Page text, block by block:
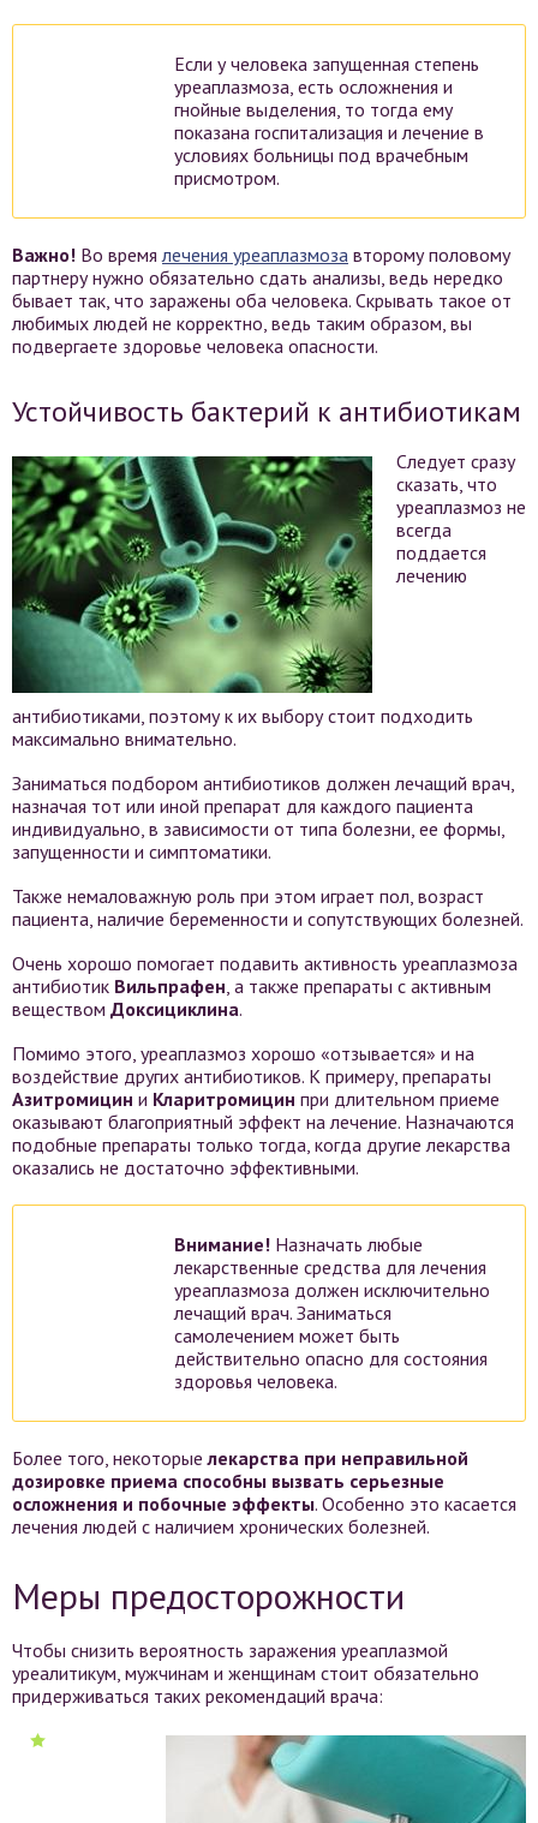
Если у человека запущенная степень
уреаплазмоза, есть осложнения и
гнойные выделения, то тогда ему
показана госпитализация и лечение в
условиях больницы под врачебным
присмотром.
Важно! Во время лечения уреаплазмоза второму половому
партнеру нужно обязательно сдать анализы, ведь нередко
бывает так, что заражены оба человека. Скрывать такое от
любимых людей не корректно, ведь таким образом, вы
подвергаете здоровье человека опасности.
Устойчивость бактерий к антибиотикам
Следует сразу
сказать, что
уреаплазмоз не
всегда
поддается
лечению
антибиотиками, поэтому к их выбору стоит подходить
максимально внимательно.
Заниматься подбором антибиотиков должен лечащий врач,
назначая тот или иной препарат для каждого пациента
индивидуально, в зависимости от типа болезни, ее формы,
запущенности и симптоматики.
Также немаловажную роль при этом играет пол, возраст
пациента, наличие беременности и сопутствующих болезней.
Очень хорошо помогает подавить активность уреаплазмоза
антибиотик Вильпрафен , а также препараты с активным
веществом Доксициклина.
Помимо этого, уреаплазмоз хорошо «отзывается» и на
воздействие других антибиотиков. К примеру, препараты
Азитромицин и Кларитромицин при длительном приеме
оказывают благоприятный эффект на лечение. Назначаются
подобные препараты только тогда, когда другие лекарства
оказались не достаточно эффективными.
Внимание! Назначать любые
лекарственные средства для лечения
уреаплазмоза должен исключительно
лечащий врач. Заниматься
самолечением может быть
действительно опасно для состояния
здоровья человека.
Более того, некоторыелекарства при неправильной
дозировке приема способны вызвать серьезные
осложнения и побочные эффекты. Особенно это касается
лечения людей с наличием хронических болезней.
Меры предосторожности
Чтобы снизить вероятность заражения уреаплазмой
уреалитикум, мужчинам и женщинам стоит обязательно
придерживаться таких рекомендаций врача: